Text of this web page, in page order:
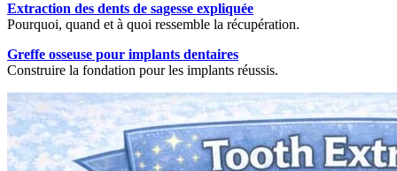
Extraction des dents de sagesse expliquée
Pourquoi, quand et à quoi ressemble la récupération.
Greffe osseuse pour implants dentaires
Construire la fondation pour les implants réussis.